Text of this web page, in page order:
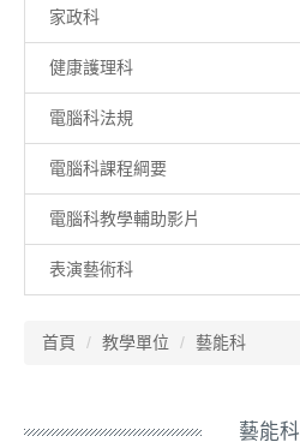
家政科
健康護理科
電腦科法規
電腦科課程綱要
電腦科教學輔助影片
表演藝術科
首頁 教學單位 藝能科
藝能科